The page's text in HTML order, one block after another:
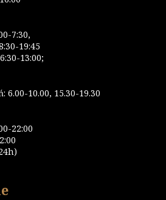
7:30,
19:45
13:00;
10.00, 15.30-19.30
22:00